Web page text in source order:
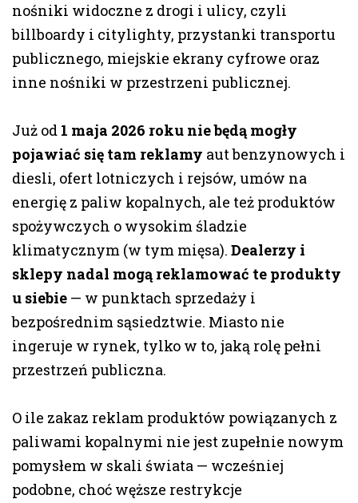
nośniki widoczne z drogi i ulicy, czyli
billboardy i citylighty, przystanki transportu
publicznego, miejskie ekrany cyfrowe oraz
inne nośniki w przestrzeni publicznej.
Już od 1 maja 2026 roku nie będą mogły
pojawiać się tam reklamy aut benzynowych i
diesli, ofert lotniczych i rejsów, umów na
energię z paliw kopalnych, ale też produktów
spożywczych o wysokim śladzie
klimatycznym (w tym mięsa). Dealerzy i
sklepy nadal mogą reklamować te produkty
u siebie — w punktach sprzedaży i
bezpośrednim sąsiedztwie. Miasto nie
ingeruje w rynek, tylko w to, jaką rolę pełni
przestrzeń publiczna.
O ile zakaz reklam produktów powiązanych z
paliwami kopalnymi nie jest zupełnie nowym
pomysłem w skali świata — wcześniej
podobne, choć węższe restrykcje